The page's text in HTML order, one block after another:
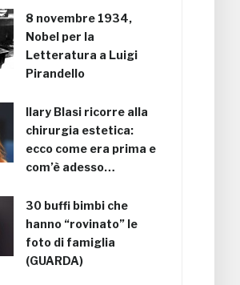
8 novembre 1934,
Nobel per la
Letteratura a Luigi
Pirandello
Ilary Blasi ricorre alla
chirurgia estetica:
ecco come era prima e
com’è adesso…
30 buffi bimbi che
hanno “rovinato” le
foto di famiglia
(GUARDA)